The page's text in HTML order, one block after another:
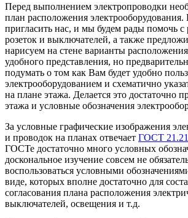
Перед выполнением электропроводки
план расположения
пригласить нас, и мы будем рады помочь
розеток и выключателей, а также
нарисуем на стене варианты
удобного представления, но
подумать о том как Вам будет удобно
электрооборудованием и схематично
на плане этажа. Делается это достаточно
этажа и условные обозначения
За условные графические изображения
и проводок на планах отвечает ГОСТ
ГОСТе достаточно много условных
доскональное изучение совсем не
воспользоваться условными
виде, которых вполне достаточно для
согласования плана расположения
выключателей, освещения и т.д.